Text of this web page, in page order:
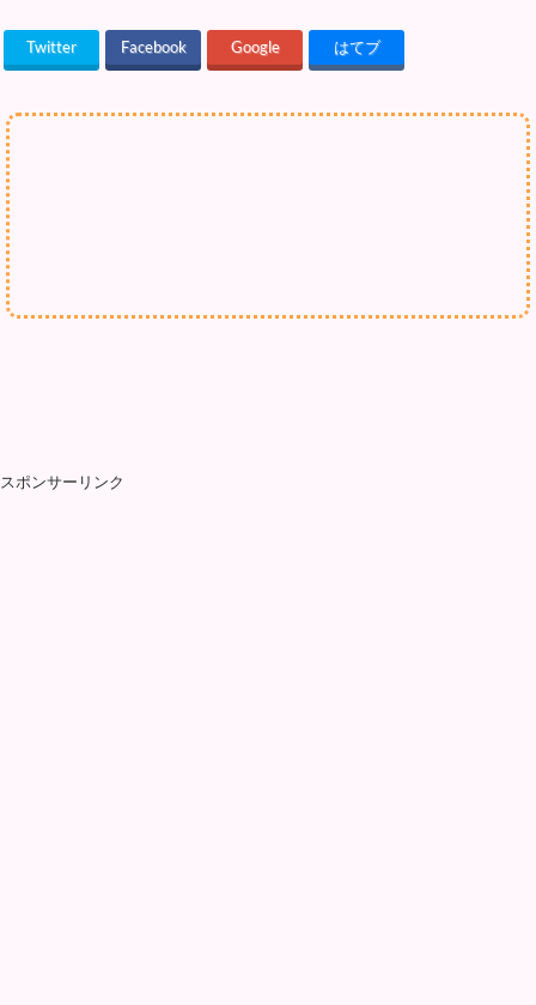
Twitter Facebook Google はてブ
スポンサーリンク